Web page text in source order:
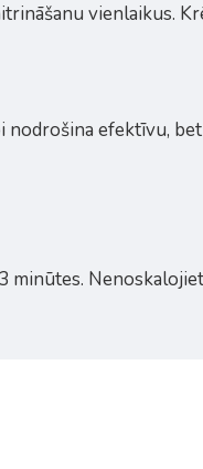
vienlaikus.
nodrošina efektīvu,